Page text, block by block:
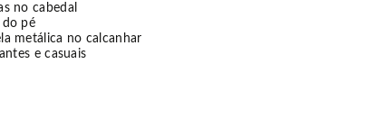
no cabedal
do pé
metálica no calcanhar
e casuais